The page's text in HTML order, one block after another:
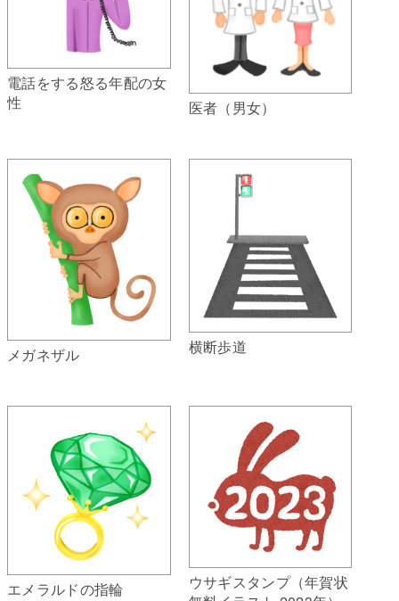
電話をする怒る年配の女
性
医者（男女）
メガネザル 横断歩道
エメラルドの指輪
ウサギスタンプ（年賀状